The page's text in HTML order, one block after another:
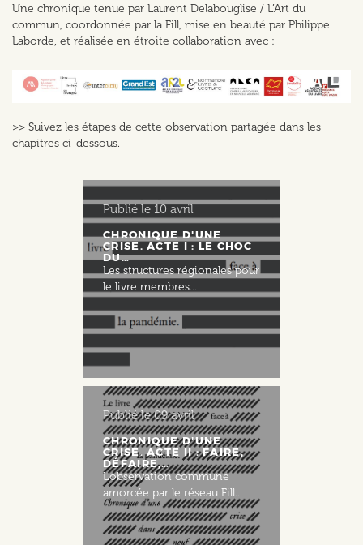
Une chronique tenue par Laurent Delabouglise / L’Art du
commun, coordonnée par la Fill, mise en beauté par Philippe
Laborde, et réalisée en étroite collaboration avec :
>> Suivez les étapes de cette observation partagée dans les
chapitres ci-dessous.
Publié le 10 avril
CHRONIQUE D'UNE
CRISE. ACTE I : LE CHOC
DU…
Les structures régionales pour
le livre membres...
Publié le09 avril
CHRONIQUE D'UNE
CRISE. ACTE II : FAIRE,
DÉFAIRE,…
L’observation commune
amorcée par le réseau Fill...